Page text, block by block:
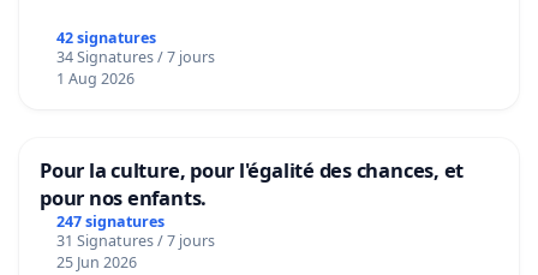
42 signatures
34 Signatures / 7 jours
1 Aug 2026
Pour la culture, pour l'égalité des chances, et
pour nos enfants.
247 signatures
31 Signatures / 7 jours
25 Jun 2026